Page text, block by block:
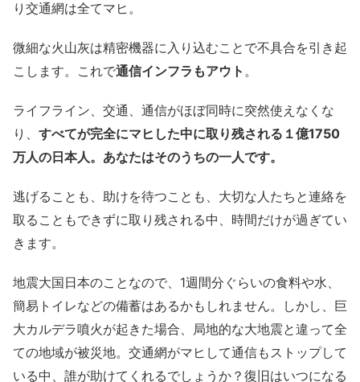
り交通網は全てマヒ。
微細な火山灰は精密機器に入り込むことで不具合を引き起
こします。これで通信インフラもアウト 。
ライフライン、交通、通信がほぼ同時に突然使えなくな
り、 すべてが完全にマヒした中に取り残される１億1750
万人の日本人。あなたはそのうちの一人です。
逃げることも、助けを待つことも、大切な人たちと連絡を
取ることもできずに取り残される中、時間だけが過ぎてい
きます。
地震大国日本のことなので、1週間分ぐらいの食料や水、
簡易トイレなどの備蓄はあるかもしれません。しかし、巨
大カルデラ噴火が起きた場合、局地的な大地震と違って全
ての地域が被災地。交通網がマヒして通信もストップして
いる中、誰が助けてくれるでしょうか？復旧はいつになる